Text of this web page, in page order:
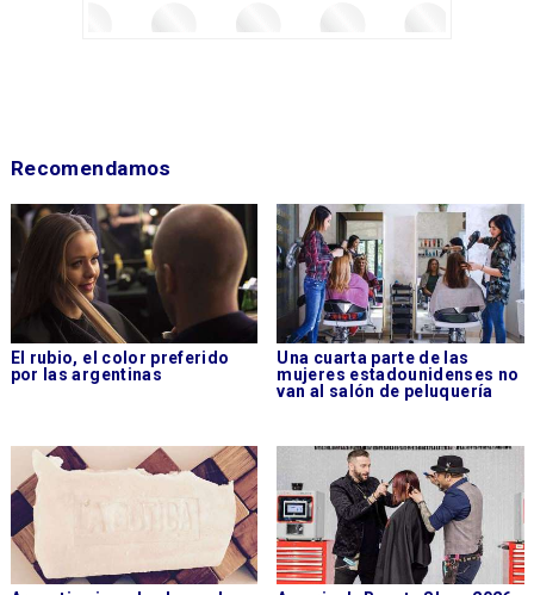
Recomendamos
El rubio, el color preferido
por las argentinas
Una cuarta parte de las
mujeres estadounidenses no
van al salón de peluquería